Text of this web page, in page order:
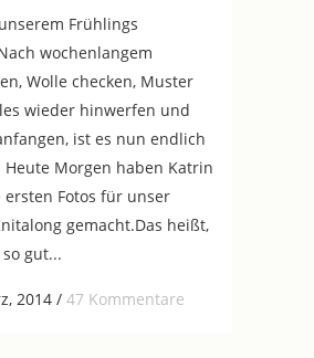
Frühlings
wochenlangem
Wolle checken, Muster
wieder hinwerfen und
ist es nun endlich
Heute Morgen haben Katrin
Fotos für unser
gemacht.Das heißt,
gut...
2014/ 47 Kommentare